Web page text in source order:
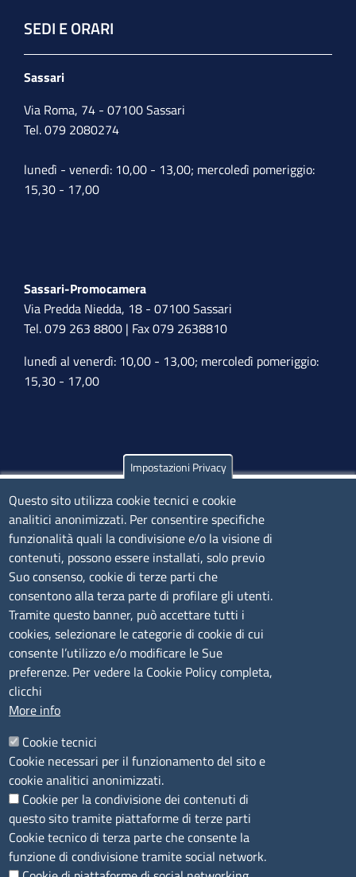
SEDI E ORARI
Sassari
Via Roma, 74 - 07100 Sassari
Tel. 079 2080274
lunedì - venerdì: 10,00 - 13,00; mercoledì pomeriggio:
15,30 - 17,00
Sassari-Promocamera
Via Predda Niedda, 18 - 07100 Sassari
Tel. 079 263 8800 | Fax 079 2638810
lunedì al venerdì: 10,00 - 13,00; mercoledì pomeriggio:
15,30 - 17,00
Olbia
Via Nanni 43 - 07026 Olbia
Tel. 0789 66122 | 0789 69580
mail:ufficio.olbia@ss.camcom.it
lunedì al venerdì: 9,00 - 12,00; lunedì pomeriggio: 16,00
- 17,00
CONTATTI
Camera di Commercio, Industria, Artigianato e
Agricoltura di Sassari
P.IVA01047570906
Codice Fiscale 80000930901
Codice Univoco per le fatture elettroniche
LINK UTILI
Impostazioni Privacy
Questo sito utilizza cookie tecnici e cookie
analitici anonimizzati. Per consentire specifiche
funzionalità quali la condivisione e/o la visione di
contenuti, possono essere installati, solo previo
Suo consenso, cookie di terze parti che
consentono alla terza parte di profilare gli utenti.
Tramite questo banner, può accettare tutti i
cookies, selezionare le categorie di cookie di cui
consente l’utilizzo e/o modificare le Sue
preferenze. Per vedere la Cookie Policy completa,
clicchi
More info
Cookie tecnici
Cookie necessari per il funzionamento del sito e
cookie analitici anonimizzati.
Cookie per la condivisione dei contenuti di
questo sito tramite piattaforme di terze parti
Cookie tecnico di terza parte che consente la
funzione di condivisione tramite social network.